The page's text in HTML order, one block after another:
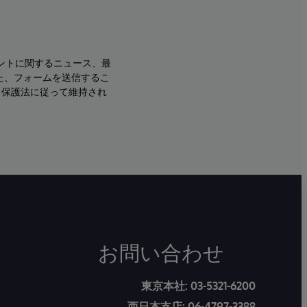
に関するニュース、最
フォームを送信するこ
護法に従って維持され
お問い合わせ
東京本社: 03-5321-6200